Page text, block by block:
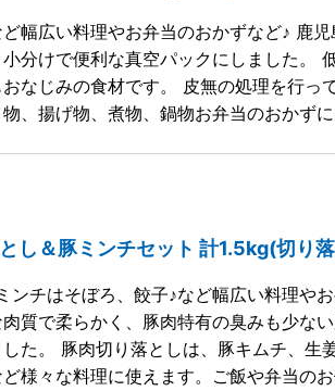
幅広い料理やお弁当のおかずなど♪ 鹿
分けで便利な真空パックにしました。
なじみの食材です。 皮無の処理を行っ
、揚げ物、煮物、鍋物お弁当のおかずに
し＆豚ミンチセット 計1.5kg(切り
ンチはそぼろ、餃子♪など幅広い料理や
質で柔らかく、豚肉特有の臭みも少な
た。 豚肉切り落としは、豚キムチ、生
様々な料理に使えます。ご飯や弁当のお